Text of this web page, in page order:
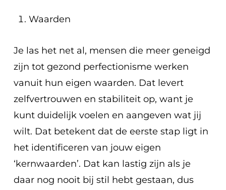
Waarden
Je las het net al, mensen die meer geneigd
zijn tot gezond perfectionisme werken
vanuit hun eigen waarden. Dat levert
zelfvertrouwen en stabiliteit op, want je
kunt duidelijk voelen en aangeven wat jij
wilt. Dat betekent dat de eerste stap ligt in
het identificeren van jouw eigen
‘kernwaarden’. Dat kan lastig zijn als je
daar nog nooit bij stil hebt gestaan, dus